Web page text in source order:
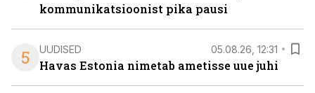
kommunikatsioonist pika pausi
5 UUDISED 05.08.26, 12:31
Havas Estonia nimetab ametisse uue juhi